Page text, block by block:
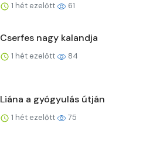
1 hét ezelőtt 61
Cserfes nagy kalandja
1 hét ezelőtt 84
Liána a gyógyulás útján
1 hét ezelőtt 75